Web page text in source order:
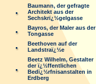
Baumann, der gefragte
Architekt aus der
Sechskrï¿½gelgasse
Bayros, der Maler aus der
Tongasse
Beethoven auf der
Landstraï¿½e
Beetz Wilhelm, Gestalter
der ï¿½ffentlichen
Bedï¿½rfnisanstalten in
Erdberg